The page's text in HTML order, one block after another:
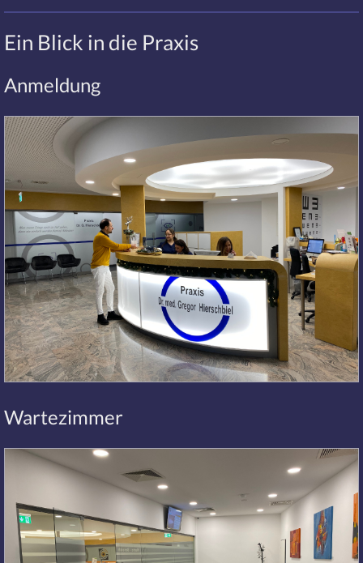
Ein Blick in die Praxis
Anmeldung
Wartezimmer